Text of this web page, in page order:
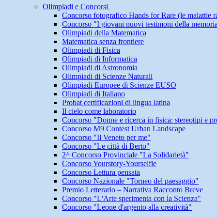
Olimpiadi e Concorsi
Concorso fotografico Hands for Rare (le malattie
Concorso "I giovani nuovi testimoni della
Olimpiadi della Matematica
Matematica senza frontiere
Olimpiadi di Fisica
Olimpiadi di Informatica
Olimpiadi di Astronomia
Olimpiadi di Scienze Naturali
Olimpiadi Europee di Scienze EUSO
Olimpiadi di Italiano
Probat certificazioni di lingua latina
Il cielo come laboratorio
Concorso "Donne e ricerca in fisica: stereotipi e
Concorso M9 Contest Urban Landscape
Concorso "Il Veneto per me"
Concorso "Le città di Berto"
2^ Concorso Provinciale "La Solidarietà"
Concorso Yourstory-Yourselfie
Concorso Lettura pensata
Concorso Nazionale "Torneo del paesaggio"
Premio Letterario – Narrativa Racconto Breve
Concorso "L'Arte sperimenta con la Scienza"
Concorso "Leone d'argento alla creatività"